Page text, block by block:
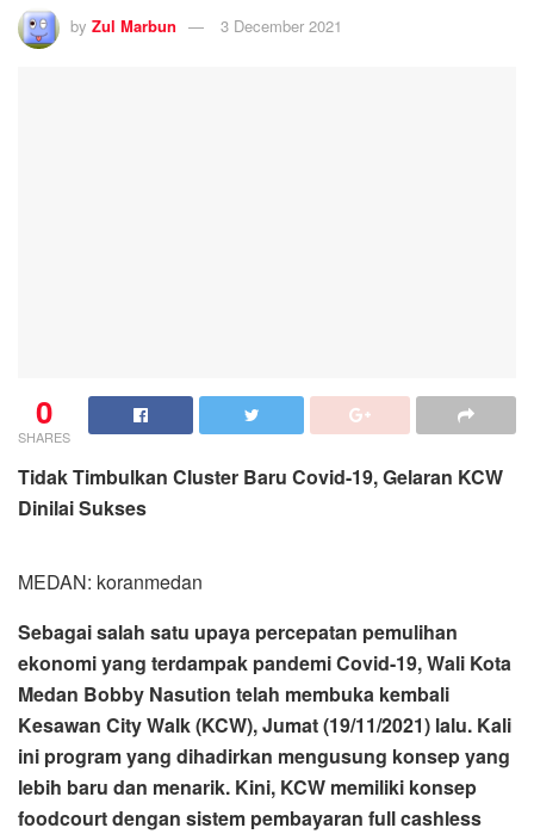
by Zul Marbun 3 December 2021
0
SHARES
Tidak Timbulkan Cluster Baru Covid-19, Gelaran KCW
Dinilai Sukses
MEDAN: koranmedan
Sebagai salah satu upaya percepatan pemulihan
ekonomi yang terdampak pandemi Covid-19, Wali Kota
Medan Bobby Nasution telah membuka kembali
Kesawan City Walk (KCW), Jumat (19/11/2021) lalu. Kali
ini program yang dihadirkan mengusung konsep yang
lebih baru dan menarik. Kini, KCW memiliki konsep
foodcourt dengan sistem pembayaran full cashless